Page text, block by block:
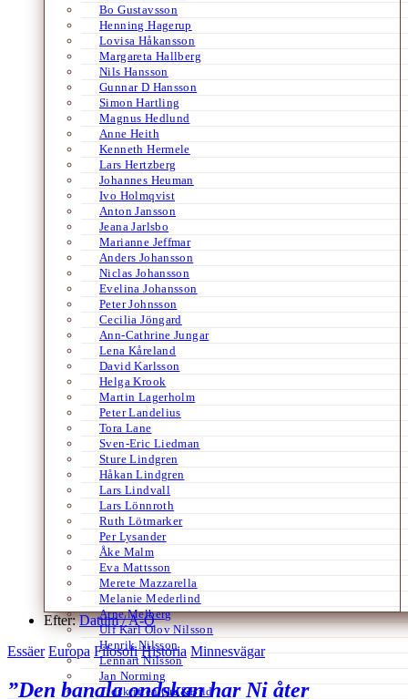
Bo Gustavsson
Henning Hagerup
Lovisa Håkansson
Margareta Hallberg
Nils Hansson
Gunnar D Hansson
Simon Hartling
Magnus Hedlund
Anne Heith
Kenneth Hermele
Lars Hertzberg
Johannes Heuman
Ivo Holmqvist
Anton Jansson
Jeana Jarlsbo
Marianne Jeffmar
Anders Johansson
Niclas Johansson
Evelina Johansson
Peter Johnsson
Cecilia Jöngard
Ann-Cathrine Jungar
Lena Kåreland
David Karlsson
Helga Krook
Martin Lagerholm
Peter Landelius
Tora Lane
Sven-Eric Liedman
Sture Lindgren
Håkan Lindgren
Lars Lindvall
Lars Lönnroth
Ruth Lötmarker
Per Lysander
Åke Malm
Eva Mattsson
Merete Mazzarella
Melanie Mederlind
Arne Melberg
Ulf Karl Olov Nilsson
Henrik Nilsson
Lennart Nilsson
Jan Norming
Tidskriften Ord&Bild
Efter:Datum /A-Ö
Essäer Europa Filosofi Historia Minnesvägar
”Den banala ondskan har Ni åter